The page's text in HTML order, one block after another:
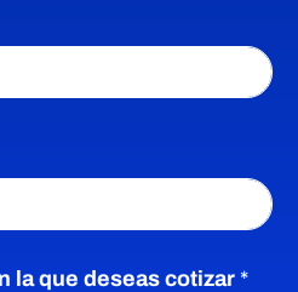
la que deseas cotizar *